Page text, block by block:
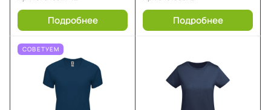
Подробнее Подробнее
СОВЕТУЕМ